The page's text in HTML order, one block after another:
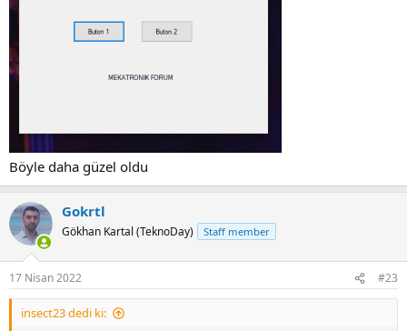
Böyle daha güzel oldu
Gokrtl
Gökhan Kartal (TeknoDay) Staff member
17 Nisan 2022 #23
insect23 dedi ki: